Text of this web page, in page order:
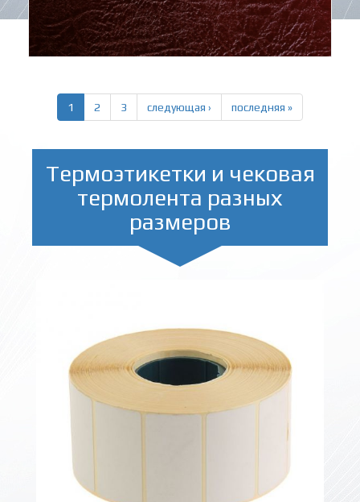
1 2 3 следующая › последняя »
Термоэтикетки и чековая
термолента разных
размеров